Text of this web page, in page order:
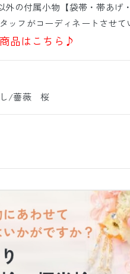
の付属小物【袋帯・帯あげ
ッフがコーディネートさせて
品はこちら♪
/薔薇 桜